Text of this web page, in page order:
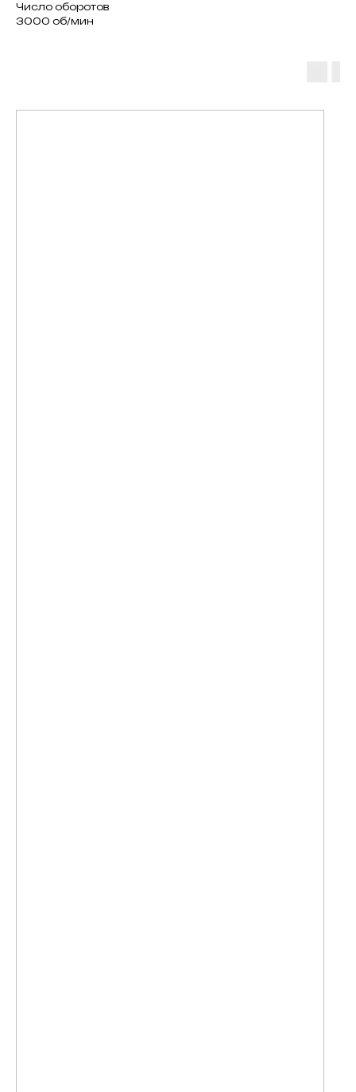
Число оборотов
3000 об/мин